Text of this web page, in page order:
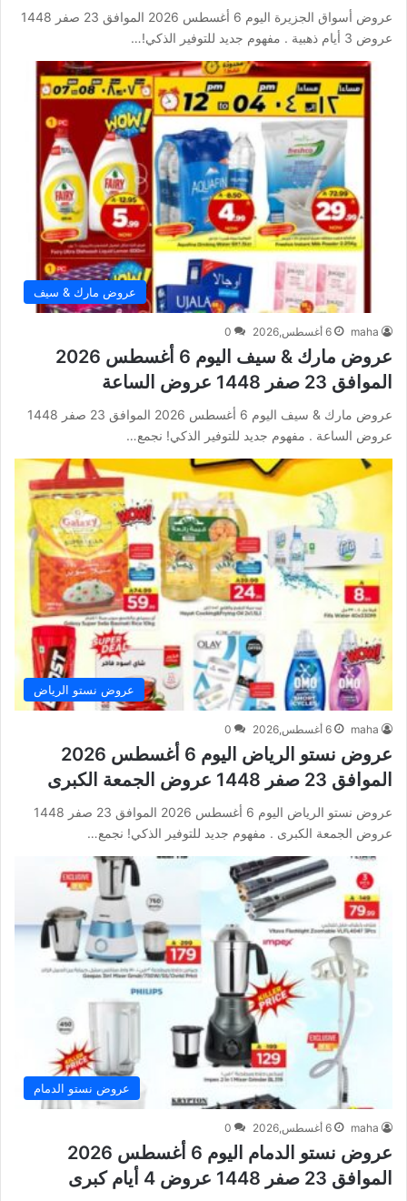
عروض أسواق الجزيرة اليوم 6 أغسطس 2026 الموافق 23 صفر 1448
عروض 3 أيام ذهبية . مفهوم جديد للتوفير الذكي!…
عروض مارك & سيف
maha 6 أغسطس,2026 0
عروض مارك & سيف اليوم 6 أغسطس 2026
الموافق 23 صفر 1448 عروض الساعة
عروض مارك & سيف اليوم 6 أغسطس 2026 الموافق 23 صفر 1448
عروض الساعة . مفهوم جديد للتوفير الذكي! نجمع…
عروض نستو الرياض
maha 6 أغسطس,2026 0
عروض نستو الرياض اليوم 6 أغسطس 2026
الموافق 23 صفر 1448 عروض الجمعة الكبرى
عروض نستو الرياض اليوم 6 أغسطس 2026 الموافق 23 صفر 1448
عروض الجمعة الكبرى . مفهوم جديد للتوفير الذكي! نجمع…
عروض نستو الدمام
maha 6 أغسطس,2026 0
عروض نستو الدمام اليوم 6 أغسطس 2026
الموافق 23 صفر 1448 عروض 4 أيام كبرى